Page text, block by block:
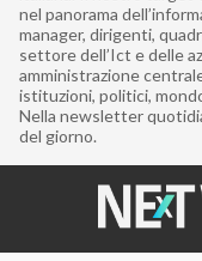
nel panorama
manager, dirigenti,
settore dell’Ict e delle
amministrazione
istituzioni, politici,
Nella newsletter
del giorno.